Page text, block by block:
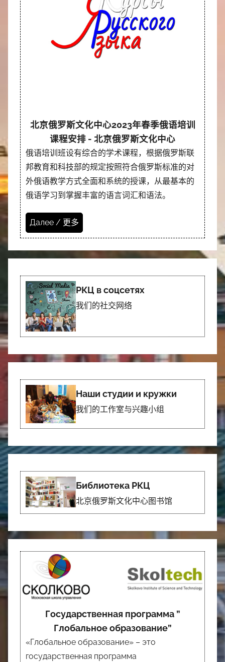
北京俄罗斯文化中心2023年春季俄语培训
课程安排 - 北京俄罗斯文化中心
俄语培训班设有综合的学术课程，根据俄罗斯联
邦教育和科技部的规定按照符合俄罗斯标准的对
外俄语教学方式全面和系统的授课，从最基本的
俄语学习到掌握丰富的语言词汇和语法。
Далее / 更多
РКЦ в соцсетях
我们的社交网络
Наши студии и кружки
我们的工作室与兴趣小组
Библиотека РКЦ
北京俄罗斯文化中心图书馆
Государственная программа ”
Глобальное образование”
«Глобальное образование» – это
государственная программа